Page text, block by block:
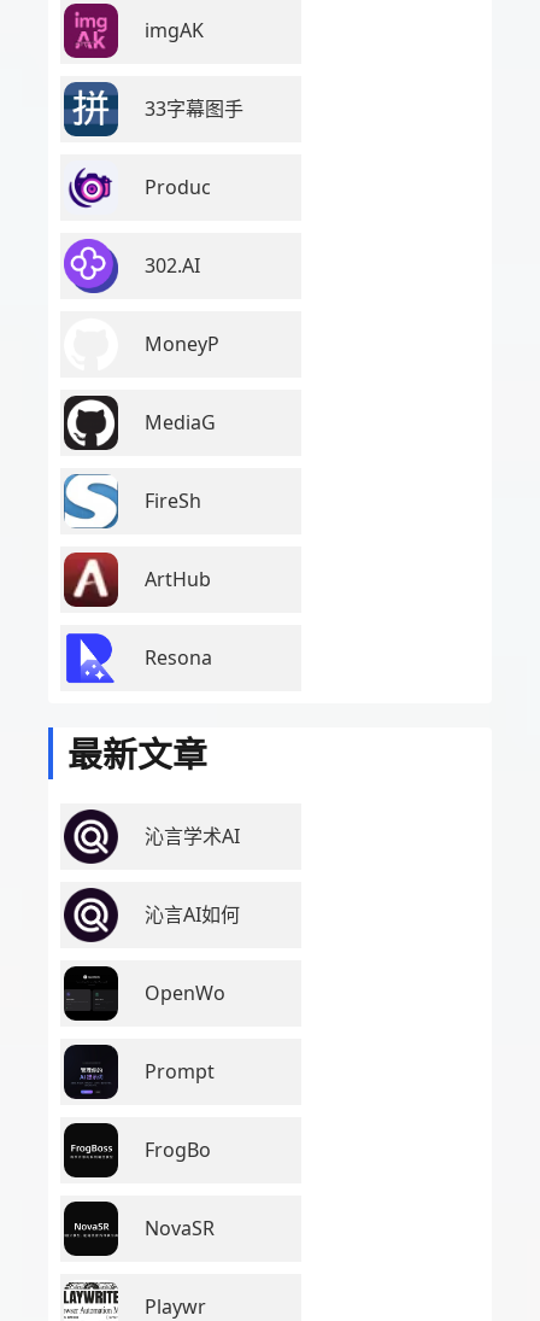
imgAK
33字幕图手
Produc
302.AI
MoneyP
MediaG
FireSh
ArtHub
Resona
最新文章
沁言学术AI
沁言AI如何
OpenWo
Prompt
FrogBo
NovaSR
Playwr